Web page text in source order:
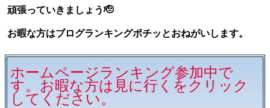
頑張っていきましょう🫡
お暇な方はブログランキングポチッとおねがいします。
ホームページランキング参加中で
す。お暇な方は見に行くをクリック
してください。